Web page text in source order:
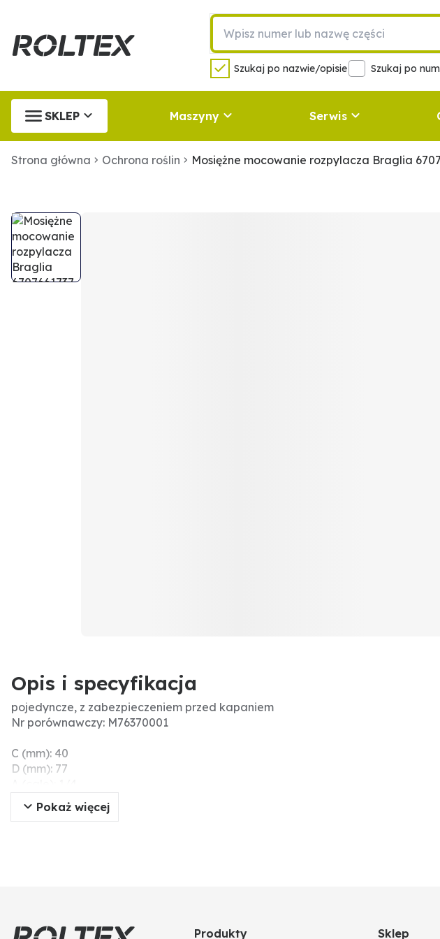
Szukaj po nazwie/opisie Szukaj po
SKLEP Maszyny Serwis
Strona główna Ochrona roślin Mosiężne mocowanie rozpylacza Braglia
Opis i specyfikacja
pojedyncze, z zabezpieczeniem przed kapaniem
Nr porównawczy: M76370001
C (mm): 40
D (mm): 77
Typ: M76
Wersja: B
Pokaż więcej
Produkty Sklep